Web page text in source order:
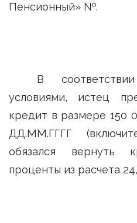
Пенсионный» №.
В
условиями, истец
кредит в размере 150
ДД.ММ.ГГГГ
обязался вернуть
проценты из расчета